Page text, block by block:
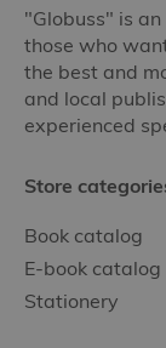
"Globuss" is
those who
the best and
and local
experienced
Store
Book catalog
E-book catalog
Stationery